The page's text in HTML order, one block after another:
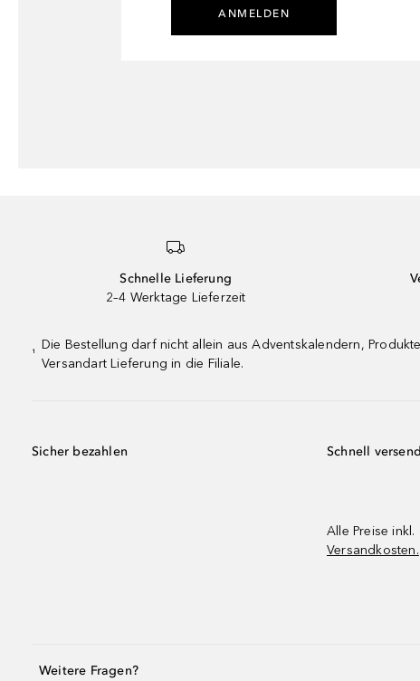
ANMELDEN
Schnelle Lieferung
2–4 Werktage Lieferzeit
¹
Die Bestellung darf nicht allein aus Adventskalendern,
Versandart Lieferung in die Filiale.
Sicher bezahlen Schnell
Alle Preise inkl.
Versandkosten.
Weitere Fragen?